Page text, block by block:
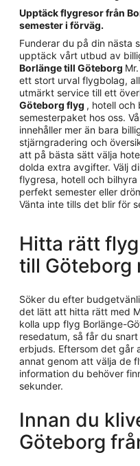
Upptäck flygresor från
semester i förväg.
Funderar du på din nästa
upptäck vårt utbud av
Borlänge till Göteborg
ett stort urval flygbolag,
utmärkt service till ett
Göteborg flyg , hotell och
semesterpaket hos oss.
innehåller mer än bara
stjärngradering och
att på bästa sätt välja
dolda extra avgifter. Välj
flygresa, hotell och
perfekt semester eller
Vänta inte tills det blir för
Hitta rätt
till Göteborg
Söker du efter
det lätt att hitta rätt med
kolla upp flyg Borlänge-
resedatum, så får du
erbjuds. Eftersom det går
annat genom att välja de
information du behöver
sekunder.
Innan du
Göteborg